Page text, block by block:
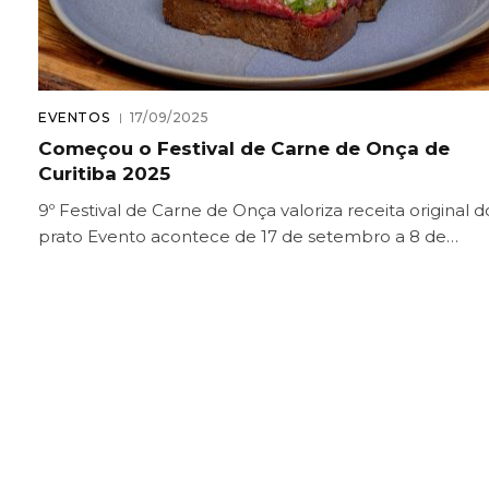
EVENTOS 17/09/2025
Começou o Festival de Carne de Onça de
Curitiba 2025
9º Festival de Carne de Onça valoriza receita original
prato Evento acontece de 17 de setembro a 8 de…